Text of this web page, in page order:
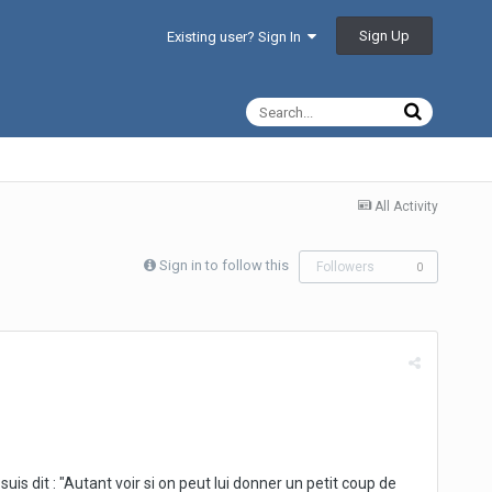
Existing user? Sign In Sign Up
All Activity
Sign in to follow this Followers 0
dit : "Autant voir si on peut lui donner un petit coup de